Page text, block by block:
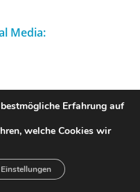
Media:
Erfahrung auf
welche Cookies wir
Einstellungen